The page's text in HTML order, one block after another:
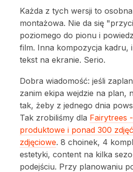
Każda z tych wersji to
montażowa. Nie da się
poziomego do pionu i
film. Inna kompozycja kadru,
tekst na ekranie. Serio.
Dobra wiadomość: jeśli
zanim ekipa wejdzie na plan,
tak, żeby z jednego dnia
Tak zrobiliśmy dla Fairytrees
produktowe i ponad 300
zdjęciowe. 8 choinek, 4
estetyki, content na kilka
podejściu. Przy planowaniu